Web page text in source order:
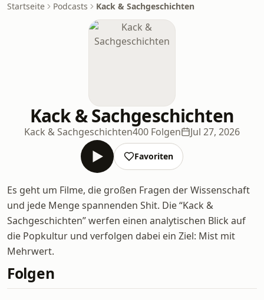
Startseite Podcasts Kack & Sachgeschichten
Kack & Sachgeschichten
Kack & Sachgeschichten400 Folgen Jul 27, 2026
Favoriten
Es geht um Filme, die großen Fragen der Wissenschaft
und jede Menge spannenden Shit. Die “Kack &
Sachgeschichten” werfen einen analytischen Blick auf
die Popkultur und verfolgen dabei ein Ziel: Mist mit
Mehrwert.
Folgen